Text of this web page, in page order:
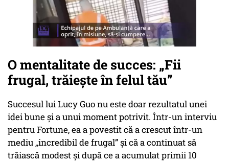
O mentalitate de succes: „Fii
frugal, trăiește în felul tău”
Succesul lui Lucy Guo nu este doar rezultatul unei
idei bune și a unui moment potrivit. Într-un interviu
pentru Fortune, ea a povestit că a crescut într-un
mediu „incredibil de frugal” și că a continuat să
trăiască modest și după ce a acumulat primii 10